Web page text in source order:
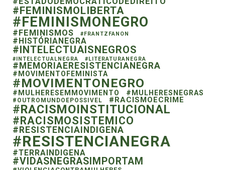
#FEMINISMOLIBERTA
#FEMINISMONEGRO
#FEMINISMOS #FRANTZFANON
#HISTÓRIANEGRA
#INTELECTUAISNEGROS
#INTELECTUALNEGRA #LITERATURANEGRA
#MEMORIAERESISTENCIANEGRA
#MOVIMENTOFEMINISTA
#MOVIMENTONEGRO
#MULHERESEMMOVIMENTO #MULHERESNEGRAS
#OUTROMUNDOEPOSSIVEL #RACISMOECRIME
#RACISMOINSTITUCIONAL
#RACISMOSISTEMICO
#RESISTENCIAINDIGENA
#RESISTENCIANEGRA
#TERRAINDIGENA
#VIDASNEGRASIMPORTAM